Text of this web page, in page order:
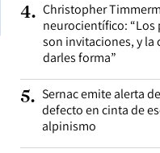
4. Christopher
neurocientífico: “Los
son invitaciones, y la
darles forma”
5. Sernac emite alerta
defecto en cinta de
alpinismo